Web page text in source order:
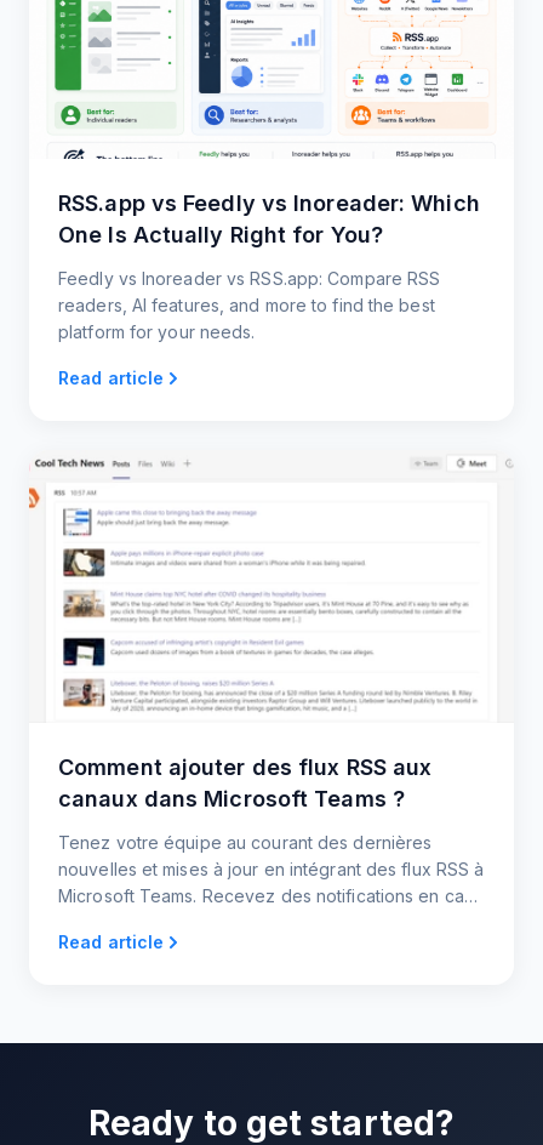
RSS.app vs Feedly vs Inoreader: Which
One Is Actually Right for You?
Feedly vs Inoreader vs RSS.app: Compare RSS
readers, AI features, and more to find the best
platform for your needs.
Read article
Comment ajouter des flux RSS aux
canaux dans Microsoft Teams ?
Tenez votre équipe au courant des dernières
nouvelles et mises à jour en intégrant des flux RSS à
Microsoft Teams. Recevez des notifications en cas
avec les membres de votre équipe.
Read article
Ready to get started?